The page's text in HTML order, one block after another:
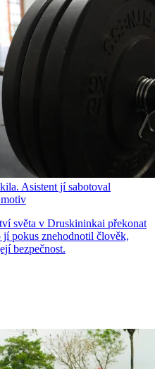
Asistent jí sabotoval
světa v Druskininkai překonat
pokus znehodnotil člověk,
bezpečnost.